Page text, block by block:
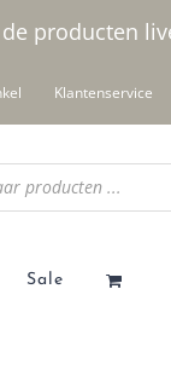
producten
Klantenservice
Sale